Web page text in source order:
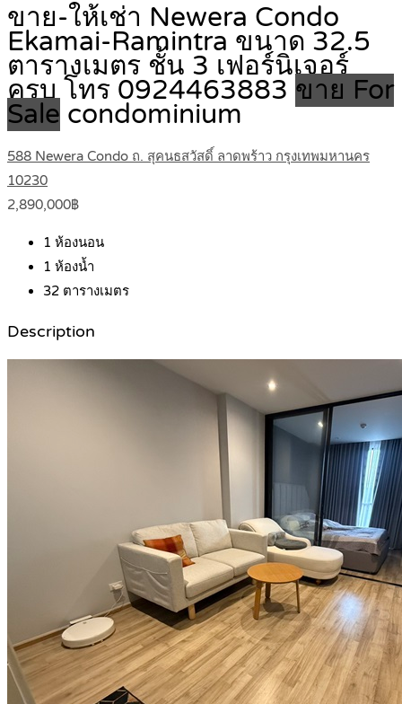
ขาย-ให้เช่า Newera Condo
Ekamai-Ramintra ขนาด 32.5
ตารางเมตร ชั้น 3 เฟอร์นิเจอร์
ครบ โทร 0924463883 ขาย For
Sale condominium
588 Newera Condo ถ. สุคนธสวัสดิ์ ลาดพร้าว กรุงเทพมหานคร
10230
2,890,000฿
1 ห้องนอน
1 ห้องน้ำ
32 ตารางเมตร
Description